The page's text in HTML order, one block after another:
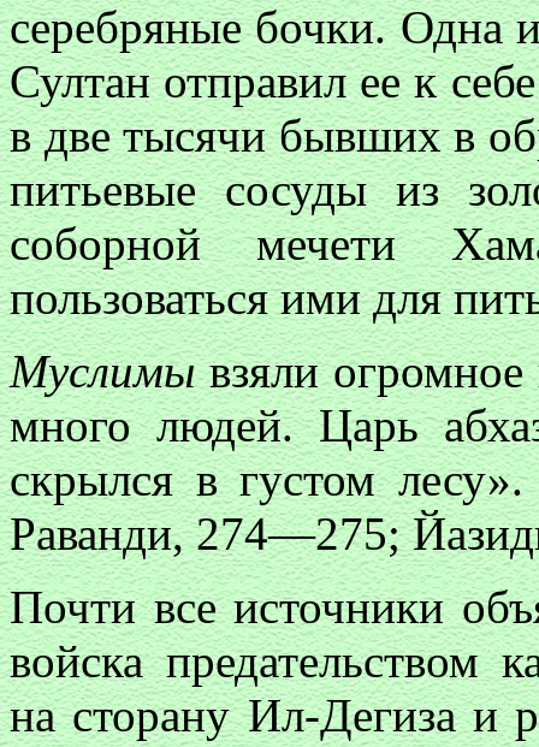
серебряные бочки. Одна
Султан отправил ее к
в две тысячи бывших в
питьевые сосуды из
соборной мечети
пользоваться ими для
Муслимывзяли огромное
много людей. Царь
скрылся в густом
Раванди, 274—275;
Почти все источники
войска предательством
на сторану Ил-Дегиза и